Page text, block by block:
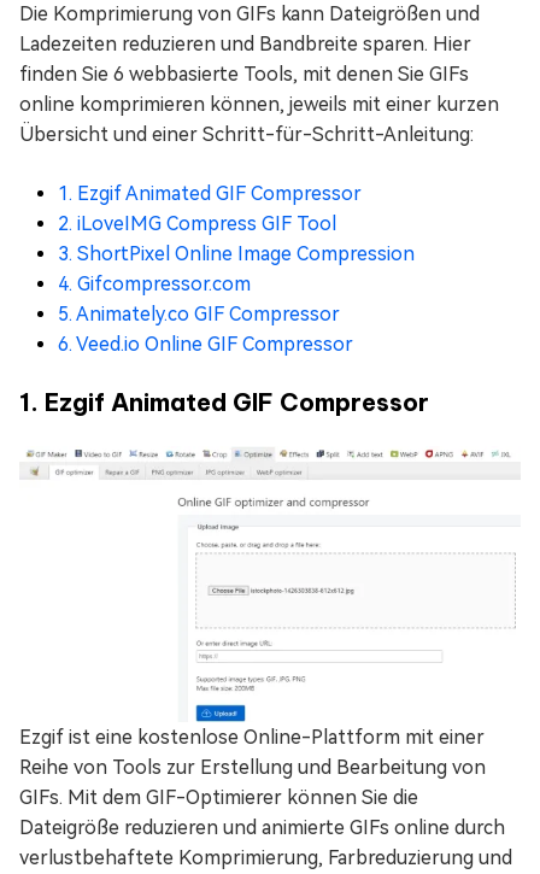
Die Komprimierung von GIFs kann Dateigrößen und
Ladezeiten reduzieren und Bandbreite sparen. Hier
finden Sie 6 webbasierte Tools, mit denen Sie GIFs
online komprimieren können, jeweils mit einer kurzen
Übersicht und einer Schritt-für-Schritt-Anleitung:
1. Ezgif Animated GIF Compressor
2. iLoveIMG Compress GIF Tool
3. ShortPixel Online Image Compression
4. Gifcompressor.com
5. Animately.co GIF Compressor
6. Veed.io Online GIF Compressor
1. Ezgif Animated GIF Compressor
Ezgif ist eine kostenlose Online-Plattform mit einer
Reihe von Tools zur Erstellung und Bearbeitung von
GIFs. Mit dem GIF-Optimierer können Sie die
Dateigröße reduzieren und animierte GIFs online durch
verlustbehaftete Komprimierung, Farbreduzierung und